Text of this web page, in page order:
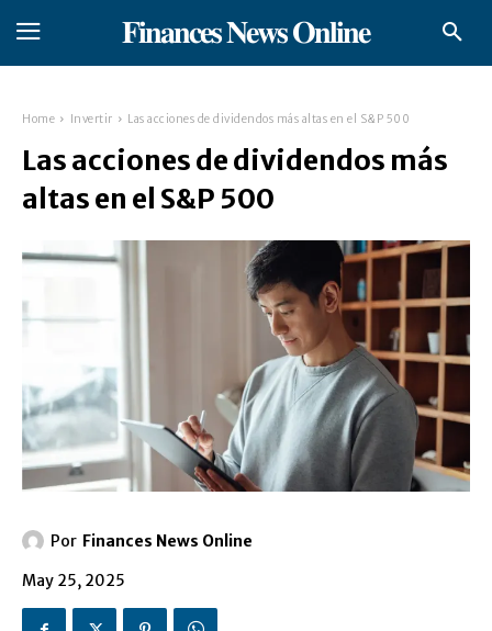
𝐅𝐢𝐧𝐚𝐧𝐜𝐞𝐬 𝐍𝐞𝐰𝐬 𝐎𝐧𝐥𝐢𝐧𝐞
Home Invertir Las acciones de dividendos más altas en el S&P 500
Las acciones de dividendos más
altas en el S&P 500
Por Finances News Online
May 25, 2025